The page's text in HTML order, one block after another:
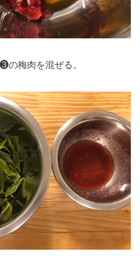
梅肉を混ぜる。